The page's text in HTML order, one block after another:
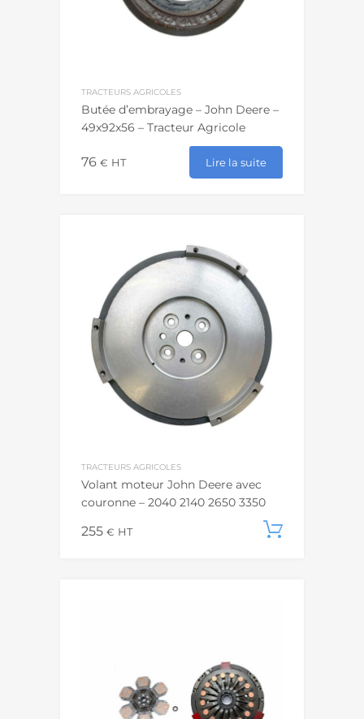
TRACTEURS AGRICOLES
Butée d’embrayage – John Deere –
49x92x56 – Tracteur Agricole
76 € HT Lire la suite
TRACTEURS AGRICOLES
Volant moteur John Deere avec
couronne – 2040 2140 2650 3350
255 € HT